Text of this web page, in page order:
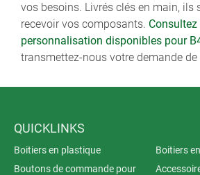
vos besoins. Livrés clés en main, ils
recevoir vos composants.
personnalisation disponibles pour
transmettez-nous votre demande de
QUICKLINKS
Boitiers en plastique
Boitiers
Boutons de commande pour